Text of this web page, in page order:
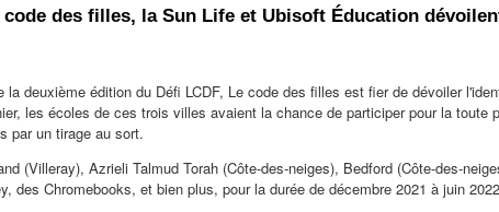
des filles, la Sun Life et Ubisoft Éducation
la deuxième édition du Défi LCDF, Le code des filles est fier de dévoiler
les écoles de ces trois villes avaient la chance de participer pour la
par un tirage au sort.
(Villeray), Azrieli Talmud Torah (Côte-des-neiges), Bedford (Côte-des-
, des Chromebooks, et bien plus, pour la durée de décembre 2021 à juin